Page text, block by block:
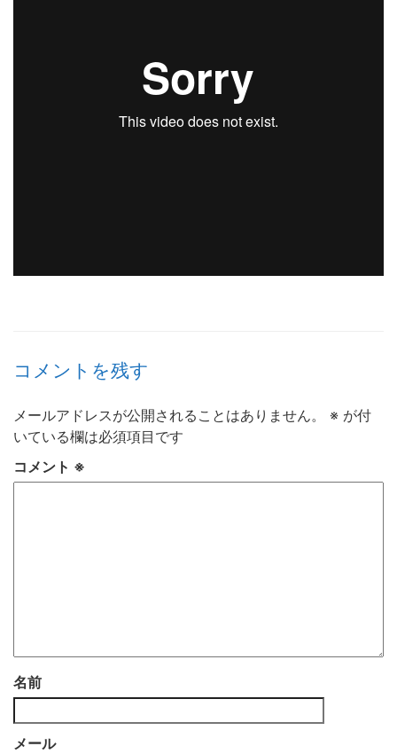
コメントを残す
メールアドレスが公開されることはありません。 ※ が付
いている欄は必須項目です
コメント ※
名前
メール